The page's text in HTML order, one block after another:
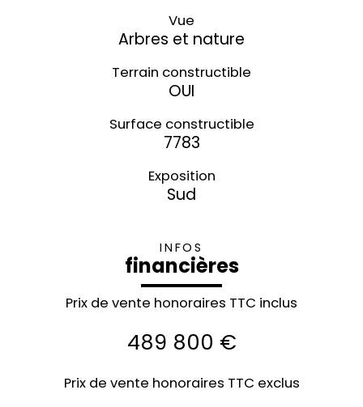
Vue
Arbres et nature
Terrain constructible
OUI
Surface constructible
7783
Exposition
Sud
INFOS
financières
Prix de vente honoraires TTC inclus
489 800 €
Prix de vente honoraires TTC exclus